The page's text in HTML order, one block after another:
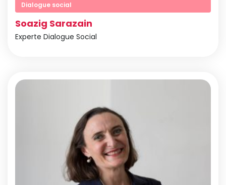
Dialogue social
Soazig Sarazain
Experte Dialogue Social